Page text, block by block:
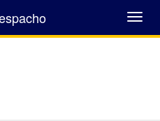
Abrir
Menu